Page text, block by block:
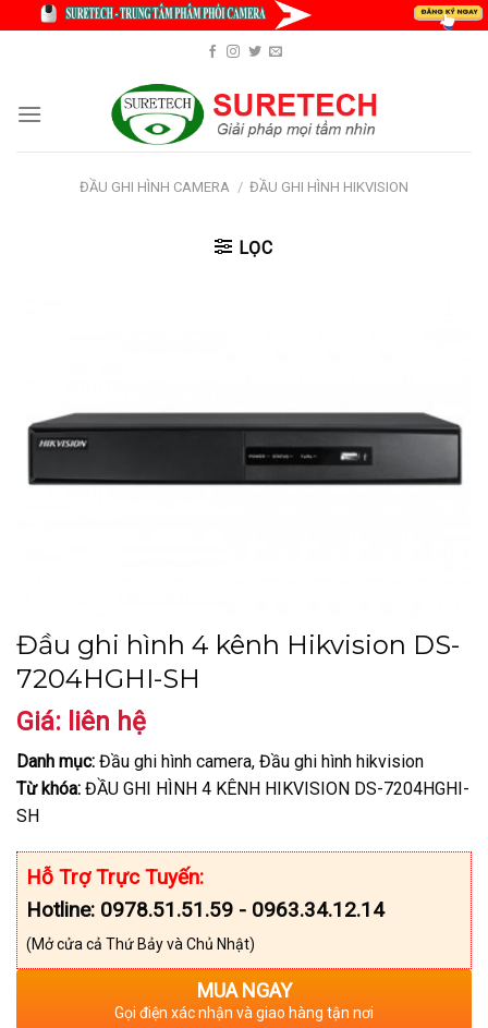
ĐẦU GHI HÌNH CAMERA / ĐẦU GHI HÌNH HIKVISION
LỌC
Đầu ghi hình 4 kênh Hikvision DS-
7204HGHI-SH
Giá: liên hệ
Danh mục: Đầu ghi hình camera, Đầu ghi hình hikvision
Từ khóa: ĐẦU GHI HÌNH 4 KÊNH HIKVISION DS-7204HGHI-
SH
Hỗ Trợ Trực Tuyến:
Hotline: 0978.51.51.59 - 0963.34.12.14
(Mở cửa cả Thứ Bảy và Chủ Nhật)
MUA NGAY
Gọi điện xác nhận và giao hàng tận nơi